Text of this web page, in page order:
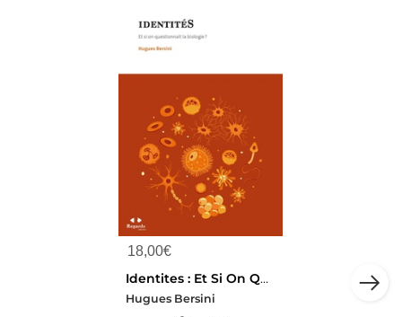
18,00€
Identites : Et Si On Questionnait La Biologie ?
Hugues Bersini